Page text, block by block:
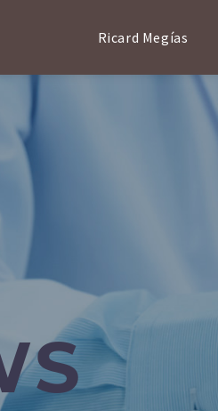
Ricard Megías